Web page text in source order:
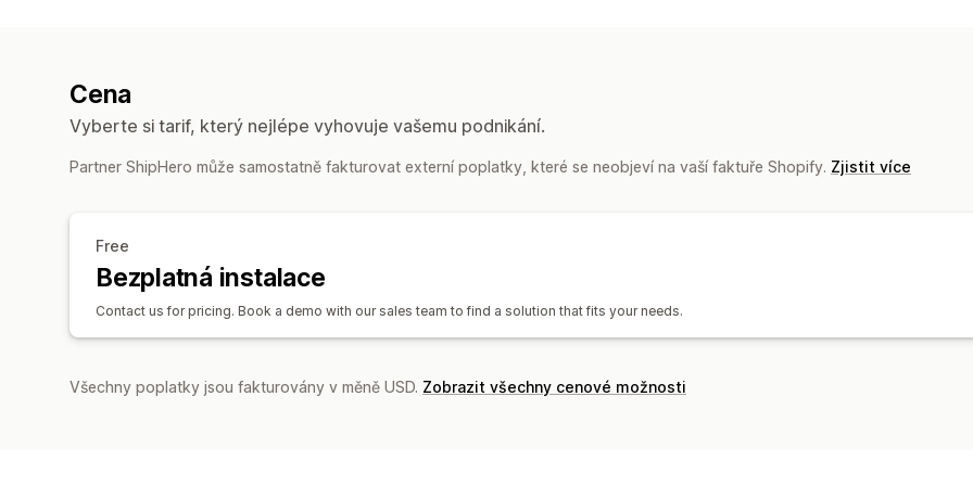
Podrobné protokoly
Cena
Vyberte si tarif, který nejlépe vyhovuje vašemu podnikání.
Partner ShipHero může samostatně fakturovat externí poplatky, které se neobjeví na vaší faktuře Shopify. Zjistit více
Free
Bezplatná instalace
Contact us for pricing. Book a demo with our sales team to find a solution that fits your needs.
Všechny poplatky jsou fakturovány v měně USD. Zobrazit všechny cenové možnosti